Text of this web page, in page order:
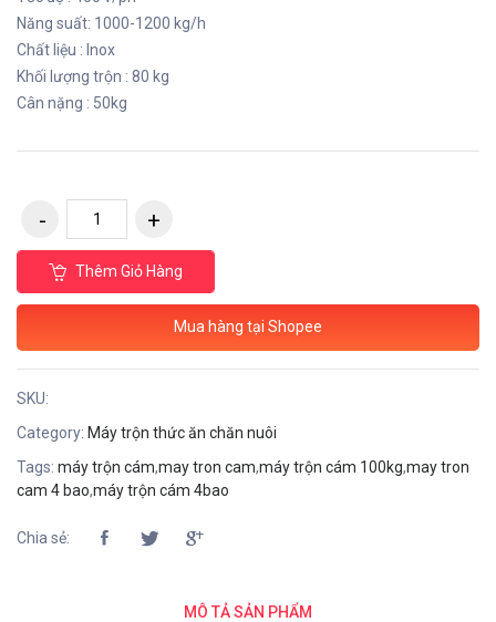
Năng suất: 1000-1200 kg/h
Chất liệu : Inox
Khối lượng trộn : 80 kg
Cân nặng : 50kg
Thêm Giỏ Hàng
Mua hàng tại Shopee
SKU:
Category: Máy trộn thức ăn chăn nuôi
Tags: máy trộn cám,may tron cam,máy trộn cám 100kg,may tron
cam 4 bao,máy trộn cám 4bao
Chia sẻ:
MÔ TẢ SẢN PHẨM